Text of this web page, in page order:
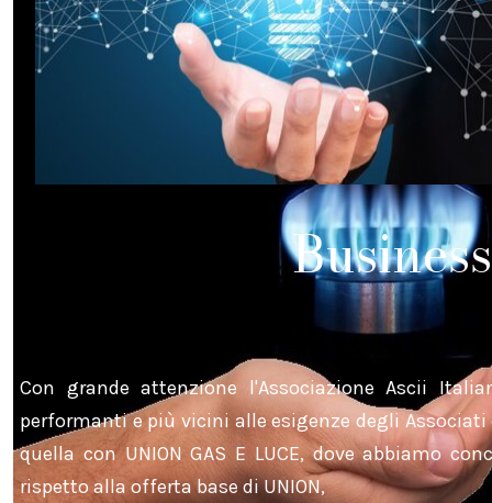
Con grande attenzione l'Associazione Ascii
performanti e più vicini alle esigenze degli
quella con UNION GAS E LUCE, dove abbiamo
rispetto alla offerta base di UNION,